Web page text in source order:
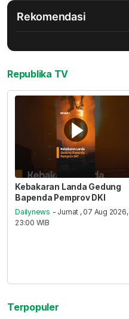
Rekomendasi
Republika TV
Kebakaran Landa Gedung
Bapenda Pemprov DKI
Dailynews - Jumat , 07 Aug 2026,
23:00 WIB
Terpopuler